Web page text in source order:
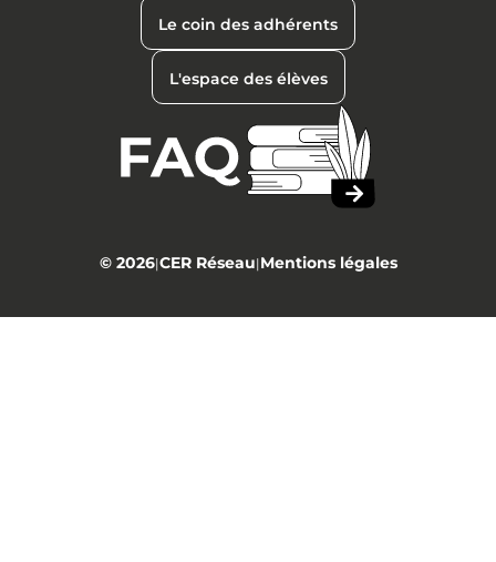
Le coin des adhérents
L'espace des élèves
© 2026|CER Réseau|Mentions légales